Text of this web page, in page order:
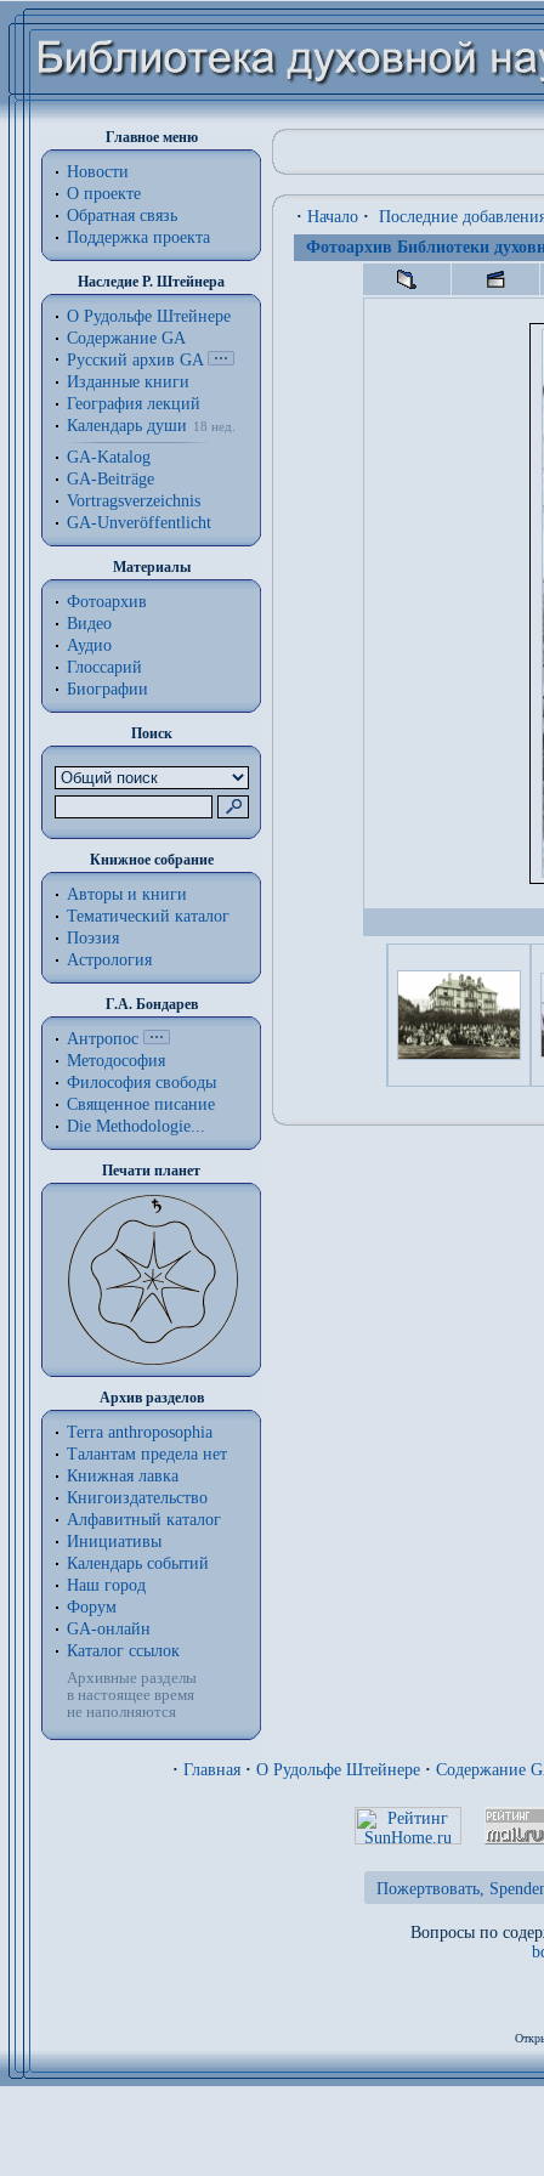
Главное меню
Новости
О проекте
Обратная связь
Поддержка проекта
Наследие Р. Штейнера
О Рудольфе Штейнере
Содержание GA
Русский архив GA
Изданные книги
География лекций
Календарь души
18 нед.
GA-Katalog
GA-Beiträge
Vortragsverzeichnis
GA-Unveröffentlicht
Материалы
Фотоархив
Видео
Аудио
Глоссарий
Биографии
Поиск
Книжное собрание
Авторы и книги
Тематический каталог
Поэзия
Астрология
Г.А. Бондарев
Антропос
Методософия
Философия cвободы
Священное писание
Die Methodologie...
Печати планет
Архив разделов
Terra anthroposophia
Талантам предела нет
Книжная лавка
Книгоиздательство
Алфавитный каталог
Инициативы
Календарь событий
Наш город
Форум
GA-онлайн
Каталог ссылок
Архивные разделы
в настоящее время
не наполняются
· Начало · Последние
Фотоархив Библиотеки
· Главная · О Рудольфе Штейнере · Содержание
Пожертвовать,
Вопросы по